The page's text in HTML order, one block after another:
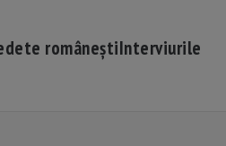
româneștiInterviurile